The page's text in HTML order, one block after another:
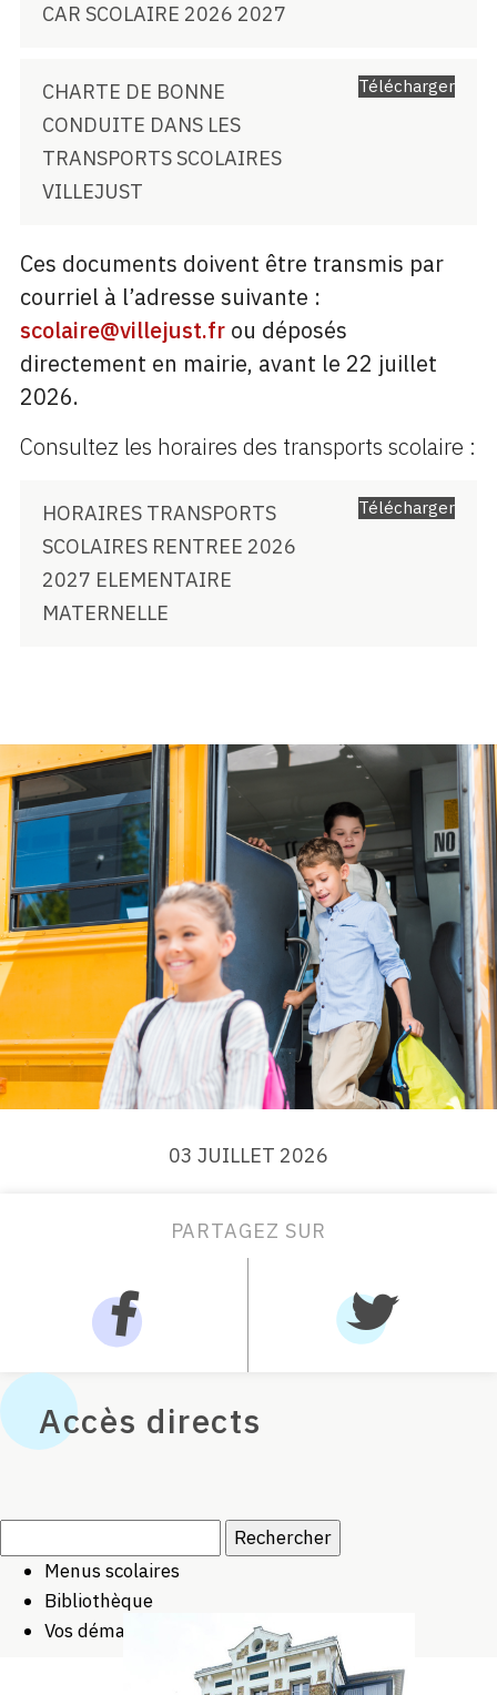
CAR SCOLAIRE 2026 2027
CHARTE DE BONNE
CONDUITE DANS LES
TRANSPORTS SCOLAIRES
VILLEJUST
Télécharger
Ces documents doivent être transmis par
courriel à l’adresse suivante :
scolaire@villejust.frou déposés
directement en mairie, avant le 22 juillet
2026.
Consultez les horaires des transports scolaire :
HORAIRES TRANSPORTS
SCOLAIRES RENTREE 2026
2027 ELEMENTAIRE
MATERNELLE
Télécharger
03 JUILLET 2026
PARTAGEZ SUR
Accès directs
Menus scolaires
Bibliothèque
Vos démarches